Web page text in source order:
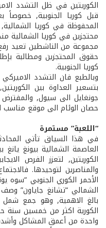
الكوريتين في ظل التشدد
قبل كوريا الجنوبية, خصوصاً
محتجزين في كوريا الشمالية
مجموعة من الناشطين تعيد
حقوق المحتجزين ومطالبة
كوريا الجنوبية.
وبالطبع فان التشدد
بتسعير العداوة بين
جونغ­ايل الى سيول, والمفترض
حصان الوئام الى موقع مناسب
“اللعبة” مستمرة
في هذا السياق تأتي
العاصمة الشمالية بيونغ
الكوريتين, لتعزز الفرص
والمناصرين لتوحيدها.
الأحمر الكوري الجنوبي “سوه
الشمالي “تشانغ جاي­اون”
بالغ الاهمية, وهو جمع شمل
الكورية اكثر من خمسين سنة
واحدة من أعمق المشاكل